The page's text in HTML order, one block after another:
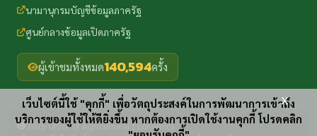
นามานุกรมบัญชีข้อมูลภาครัฐ
ศูนย์กลางข้อมูลเปิดภาครัฐ
ผู้เข้าชมทั้งหมด140,594ครั้ง
2025 Office of Agricultural Economics
เว็บไซต์นี้ใช้ "คุกกี้" เพื่อวัตถุประสงค์ในการพัฒนาการเข้าถึง
บริการของผู้ใช้ให้ดียิ่งขึ้น หากต้องการเปิดใช้งานคุกกี้ โปรดคลิก
x